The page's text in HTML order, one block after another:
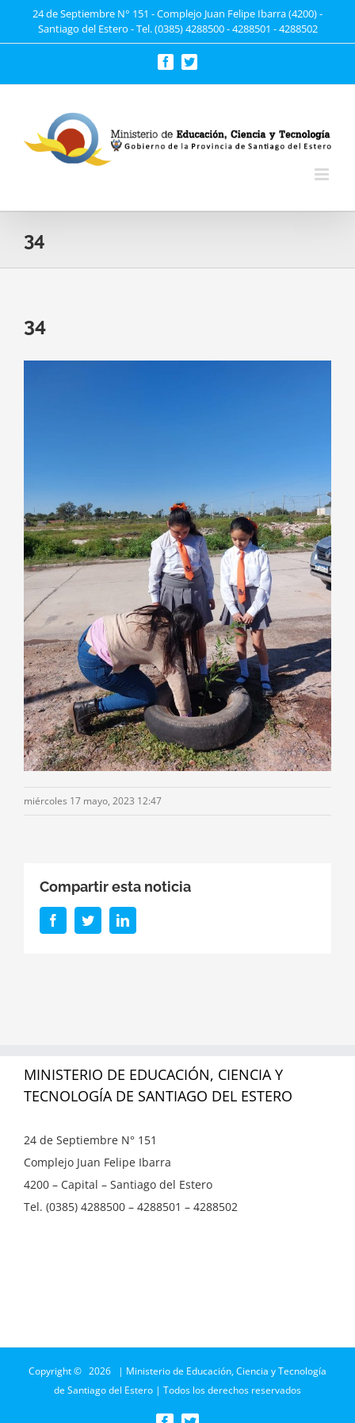
24 de Septiembre N° 151 - Complejo Juan Felipe Ibarra (4200) -
Santiago del Estero - Tel. (0385) 4288500 - 4288501 - 4288502
FacebookTwitter
34
34
miércoles 17 mayo, 2023 12:47
Compartir esta noticia
FacebookTwitterLinkedIn
MINISTERIO DE EDUCACIÓN, CIENCIA Y
TECNOLOGÍA DE SANTIAGO DEL ESTERO
24 de Septiembre N° 151
Complejo Juan Felipe Ibarra
4200 – Capital – Santiago del Estero
Tel. (0385) 4288500 – 4288501 – 4288502
Copyright © 2026 | Ministerio de Educación, Ciencia y Tecnología
de Santiago del Estero | Todos los derechos reservados